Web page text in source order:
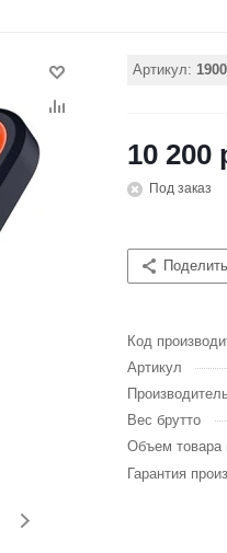
Артикул:
10 200
Под заказ
Код
Артикул
Производитель
Вес брутто
Объем товара
Гарантия